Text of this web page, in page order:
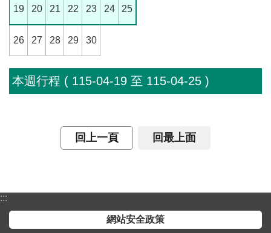
主
政
訊
息
互
19 20 21 22 23 24 25
26 27 28 29 30
本週行程 ( 115-04-19 至 115-04-25 )
回上一頁 回最上面
:::
網站安全政策